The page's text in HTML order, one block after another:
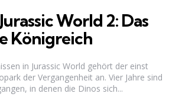
World 2: Das
Königreich
in Jurassic World gehört der einst
der Vergangenheit an. Vier Jahre sind
in denen die Dinos sich...